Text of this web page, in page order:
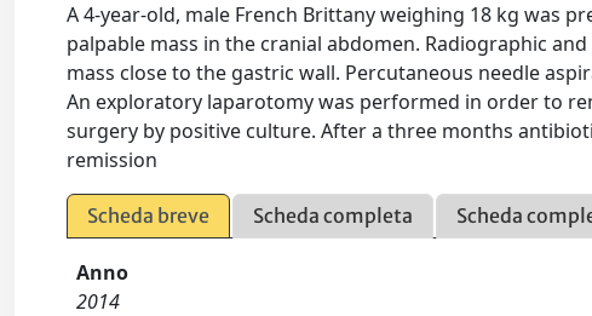
A 4-year-old, male French Brittany weighing 18 kg was
palpable mass in the cranial abdomen. Radiographic
mass close to the gastric wall. Percutaneous needle
An exploratory laparotomy was performed in order to
surgery by positive culture. After a three months
remission
Scheda breve Scheda completa Scheda
Anno
2014